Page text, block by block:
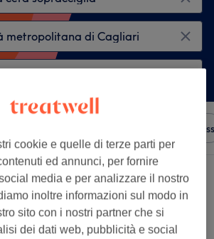
Offerte Express
a Sinnai, Città metropolitana di
cookie e quelle di terze parti per
ed annunci, per fornire
media e per analizzare il nostro
inoltre informazioni sul modo in
sito con i nostri partner che si
dei dati web, pubblicità e social